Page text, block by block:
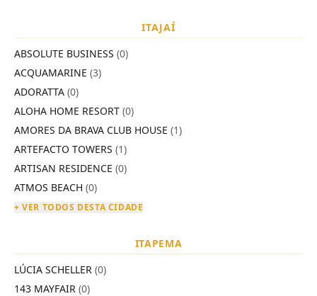
ITAJAÍ
ABSOLUTE BUSINESS (0)
ACQUAMARINE (3)
ADORATTA (0)
ALOHA HOME RESORT (0)
AMORES DA BRAVA CLUB HOUSE (1)
ARTEFACTO TOWERS (1)
ARTISAN RESIDENCE (0)
ATMOS BEACH (0)
+ VER TODOS DESTA CIDADE
ITAPEMA
LÚCIA SCHELLER (0)
143 MAYFAIR (0)